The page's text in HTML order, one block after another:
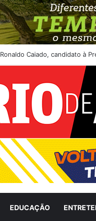
Ronaldo Caiado, candidato à
EDUCAÇÃO